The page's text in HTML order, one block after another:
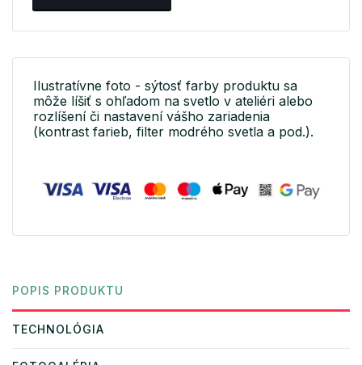
Ilustratívne foto - sýtosť farby produktu sa
môže líšiť s ohľadom na svetlo v ateliéri alebo
rozlíšení či nastavení vášho zariadenia
(kontrast farieb, filter modrého svetla a pod.).
POPIS PRODUKTU
TECHNOLÓGIA